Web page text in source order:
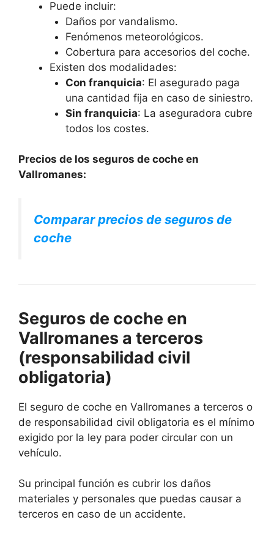
Puede incluir:
Daños por vandalismo.
Fenómenos meteorológicos.
Cobertura para accesorios del coche.
Existen dos modalidades:
Con franquicia: El asegurado paga
una cantidad fija en caso de siniestro.
Sin franquicia: La aseguradora cubre
todos los costes.
Precios de los seguros de coche en
Vallromanes:
Comparar precios de seguros de
coche
Seguros de coche en
Vallromanes a terceros
(responsabilidad civil
obligatoria)
El seguro de coche en Vallromanes a terceros o
de responsabilidad civil obligatoria es el mínimo
exigido por la ley para poder circular con un
vehículo.
Su principal función es cubrir los daños
materiales y personales que puedas causar a
terceros en caso de un accidente.